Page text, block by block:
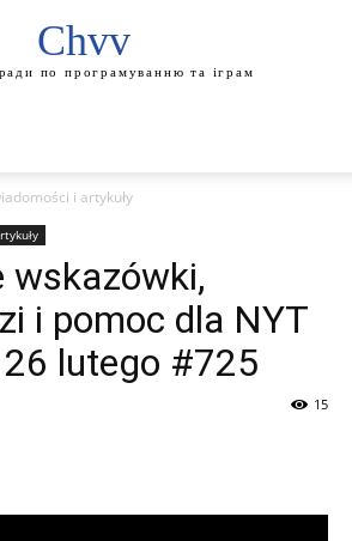
Chvv
по програмуванню та іграм
i artykuły
wskazówki,
i pomoc dla NYT
lutego #725
15